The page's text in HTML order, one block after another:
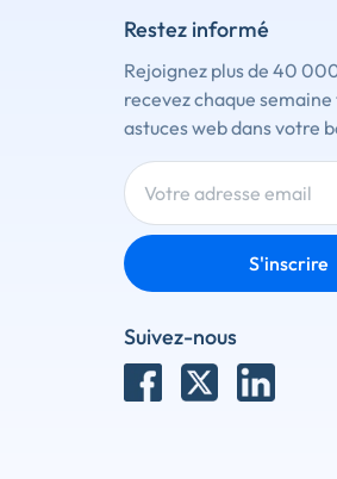
Restez informé
Rejoignez plus de 40
recevez chaque
astuces web dans votre
S'inscrire
Suivez-nous